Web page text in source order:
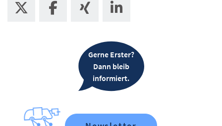
Gerne Erster?
Dann bleib
informiert.